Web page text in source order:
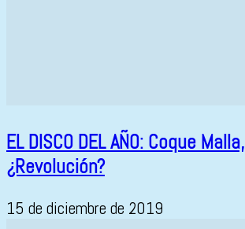
EL DISCO DEL AÑO: Coque Malla,
¿Revolución?
15 de diciembre de 2019